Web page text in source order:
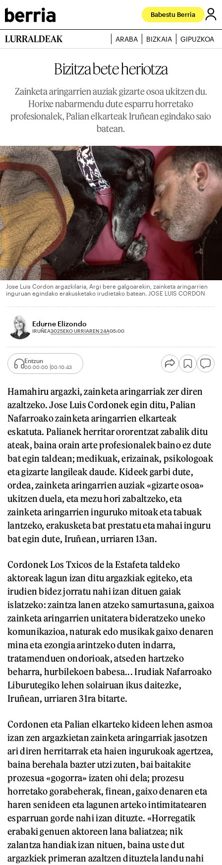
Babestu Berria
LURRALDEAK ARABA BIZKAIA GIPUZKOA
Bizitza bete heriotza
Zainketa aringarrien auziak gizarte osoa ukitzen du.
Horixe nabarmendu dute esparru horretako
profesionalek, Palian elkarteak Iruñean egindako saio
batean.
Jose Luis Cordon argazkilaria, Argi bere galgoarekin, zainketa aringarrien
inguruan egindako erakusketako irudietako batean. JOSE LUIS CORDON
Edurne Elizondo
IRUÑEA2025EKO URRIAREN 24A05:00
Entzun
00:00:00 00:10:43
Hamahiru argazki, zainketa aringarriak zer diren
azaltzeko. Jose Luis Cordonek egin ditu, Palian
Nafarroako zainketa aringarrien elkarteak
eskatuta. Palianek herritar ororentzat zabalik ditu
ateak, baina orain arte profesionalek baino ez dute
bat egin taldean; medikuak, erizainak, psikologoak
eta gizarte langileak daude. Kideek garbi dute,
ordea, zainketa aringarrien auziak «gizarte osoa»
ukitzen duela, eta mezu hori zabaltzeko, eta
zainketa aringarrien inguruko mitoak eta tabuak
lantzeko, erakusketa bat prestatu eta mahai inguru
bat egin dute, Iruñean, urriaren 13an.
Cordonek Los Txicos de la Estafeta taldeko
aktoreak lagun izan ditu argazkiak egiteko, eta
irudien bidez jorratu nahi izan dituen gaiak
islatzeko: zaintza lanen atzeko samurtasuna, gaixoa
zainketa aringarrien unitatera bideratzeko uneko
komunikazioa, naturak edo musikak gaixo denaren
mina eta ezongia arintzeko duten indarra,
tratamenduen ondorioak, atseden hartzeko
beharra, hurbilekoen babesa... Irudiak Nafarroako
Liburutegiko lehen solairuan ikus daitezke,
Iruñean, urriaren 31ra bitarte.
Cordonen eta Palian elkarteko kideen lehen asmoa
izan zen argazkietan zainketa aringarriak jasotzen
ari diren herritarrak eta haien ingurukoak agertzea,
baina berehala bazter utzi zuten, bai baitakite
prozesua «gogorra» izaten ohi dela; prozesu
horretako gorabeherak, finean, gaixo denaren eta
haren senideen eta lagunen arteko intimitatearen
esparruan gorde nahi izan dituzte. «Horregatik
erabaki genuen aktoreen lana baliatzea; nik
zalantza handiak izan nituen, baina uste dut
argazkiek primeran azaltzen dituztela landu nahi